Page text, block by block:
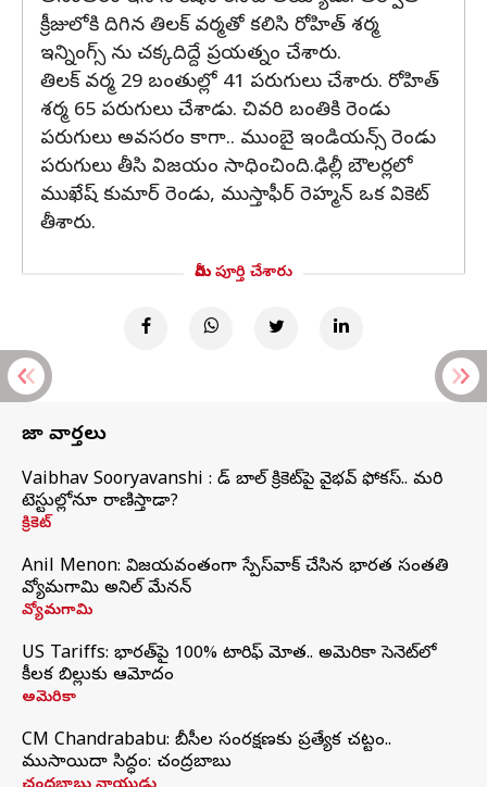
క్రీజులోకి దిగిన తిలక్ వర్మతో కలిసి రోహిత్ శర్మ
ఇన్నింగ్స్ ను చక్కదిద్దే ప్రయత్నం చేశారు.
తిలక్ వర్మ 29 బంతుల్లో 41 పరుగులు చేశారు. రోహిత్
శర్మ 65 పరుగులు చేశాడు. చివరి బంతికి రెండు
పరుగులు అవసరం కాగా.. ముంబై ఇండియన్స్ రెండు
పరుగులు తీసి విజయం సాధించింది.ఢిల్లీ బౌలర్లలో
ముఖేష్ కుమార్ రెండు, ముస్తాఫీర్ రెహ్మన్ ఒక వికెట్
తీశారు.
మీరు పూర్తి చేశారు
తాజా వార్తలు
Vaibhav Sooryavanshi : రెడ్ బాల్ క్రికెట్‌పై వైభవ్ ఫోకస్.. మరి
టెస్టుల్లోనూ రాణిస్తాడా?
క్రికెట్
Anil Menon: విజయవంతంగా స్పేస్‌వాక్‌ చేసిన భారత సంతతి
వ్యోమగామి అనిల్‌ మేనన్
వ్యోమగామి
US Tariffs: భారత్‌పై 100% టారిఫ్‌ మోత.. అమెరికా సెనెట్‌లో
కీలక బిల్లుకు ఆమోదం
అమెరికా
CM Chandrababu: బీసీల సంరక్షణకు ప్రత్యేక చట్టం..
ముసాయిదా సిద్ధం: చంద్రబాబు